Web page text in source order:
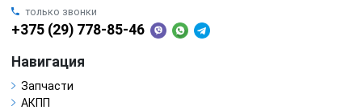
только звонки
+375 (29) 778-85-46
Навигация
Запчасти
АКПП